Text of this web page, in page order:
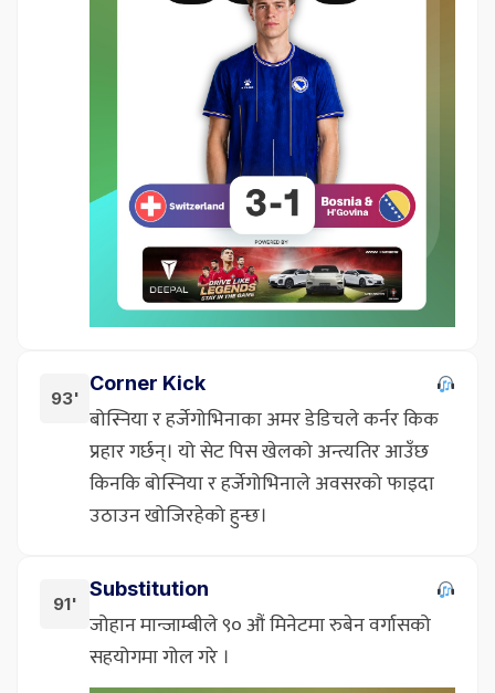
93'
Corner Kick
बोस्निया र हर्जेगोभिनाका अमर डेडिचले कर्नर किक
प्रहार गर्छन्। यो सेट पिस खेलको अन्त्यतिर आउँछ
किनकि बोस्निया र हर्जेगोभिनाले अवसरको फाइदा
उठाउन खोजिरहेको हुन्छ।
91'
Substitution
जोहान मान्जाम्बीले ९० औं मिनेटमा रुबेन वर्गासको
सहयोगमा गोल गरे ।